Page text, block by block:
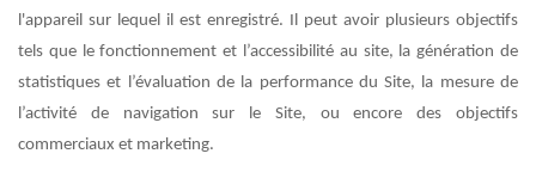
l'appareil sur lequel il est enregistré. Il peut avoir plusieurs objectifs
tels que le fonctionnement et l’accessibilité au site, la génération de
statistiques et l’évaluation de la performance du Site, la mesure de
l’activité de navigation sur le Site, ou encore des objectifs
commerciaux et marketing.